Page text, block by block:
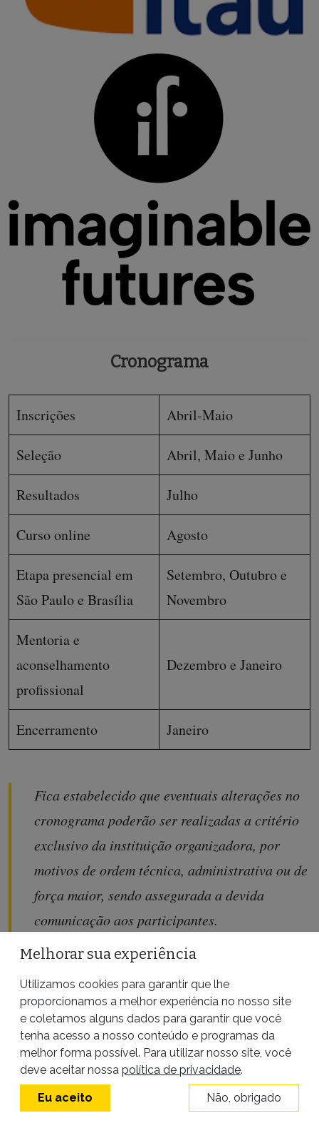
Cronograma
Inscrições Abril-Maio
Seleção Abril, Maio e Junho
Resultados Julho
Curso online Agosto
Etapa presencial em
São Paulo e Brasília
Setembro, Outubro e
Novembro
Mentoria e
aconselhamento
profissional
Dezembro e Janeiro
Encerramento Janeiro
Fica estabelecido que eventuais alterações no
cronograma poderão ser realizadas a critério
exclusivo da instituição organizadora, por
motivos de ordem técnica, administrativa ou de
força maior, sendo assegurada a devida
comunicação aos participantes.
Melhorar sua experiência
Utilizamos cookies para garantir que lhe
proporcionamos a melhor experiência no nosso site
e coletamos alguns dados para garantir que você
tenha acesso a nosso conteúdo e programas da
melhor forma possível. Para utilizar nosso site, você
deve aceitar nossa política de privacidade.
Eu aceito Não, obrigado